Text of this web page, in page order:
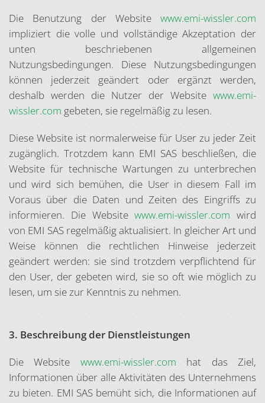
Die Benutzung der Website www.emi-wissler.com
impliziert die volle und vollständige Akzeptation der
unten beschriebenen allgemeinen
Nutzungsbedingungen. Diese Nutzungsbedingungen
können jederzeit geändert oder ergänzt werden,
deshalb werden die Nutzer der Website www.emi-
wissler.com gebeten, sie regelmäßig zu lesen.
Diese Website ist normalerweise für User zu jeder Zeit
zugänglich. Trotzdem kann EMI SAS beschließen, die
Website für technische Wartungen zu unterbrechen
und wird sich bemühen, die User in diesem Fall im
Voraus über die Daten und Zeiten des Eingriffs zu
informieren. Die Websitewww.emi-wissler.com wird
von EMI SAS regelmäßig aktualisiert. In gleicher Art und
Weise können die rechtlichen Hinweise jederzeit
geändert werden: sie sind trotzdem verpflichtend für
den User, der gebeten wird, sie so oft wie möglich zu
lesen, um sie zur Kenntnis zu nehmen.
3. Beschreibung der Dienstleistungen
Die Website www.emi-wissler.com hat das Ziel,
Informationen über alle Aktivitäten des Unternehmens
zu bieten. EMI SAS bemüht sich, die Informationen auf